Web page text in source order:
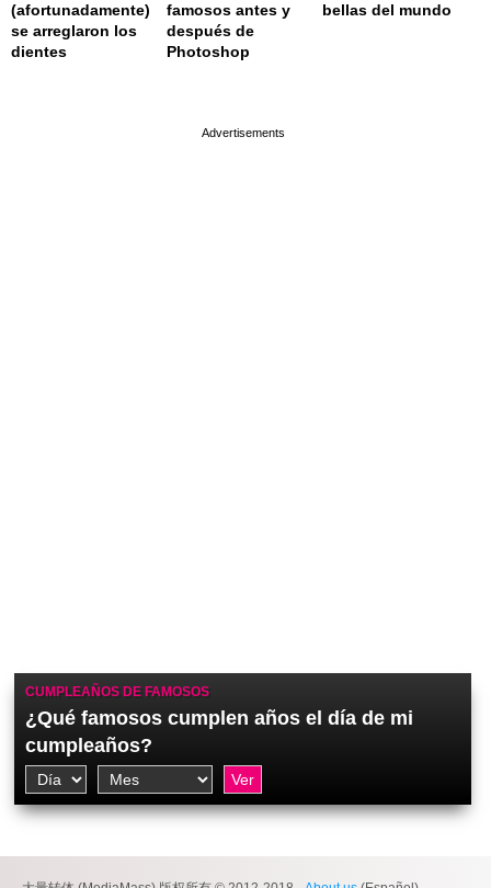
(afortunadamente)
se arreglaron los
dientes
famosos antes y
después de
Photoshop
bellas del mundo
CUMPLEAÑOS DE FAMOSOS
¿Qué famosos cumplen años el día de mi
cumpleaños?